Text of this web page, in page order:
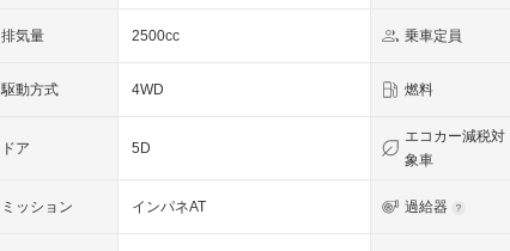
排気量 2500cc 乗車定員
駆動方式 4WD 燃料
ドア 5D
エコカー減税対
象車
ミッション インパネAT 過給器